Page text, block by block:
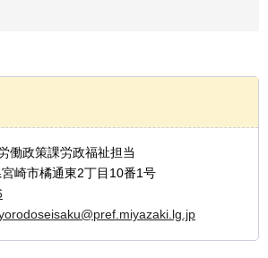
働政策課労政福祉担当
崎市橘通東2丁目10番1号